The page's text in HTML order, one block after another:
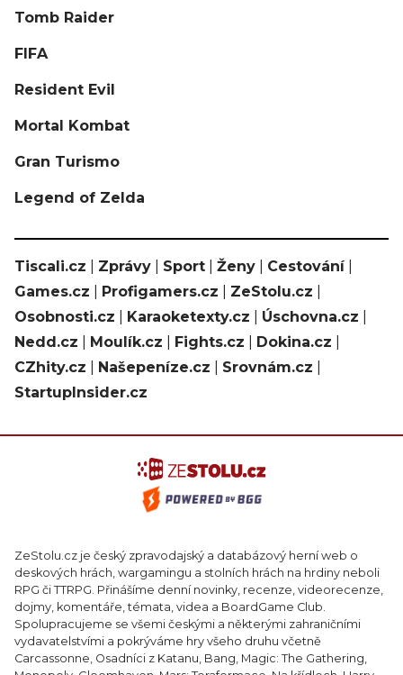
Tomb Raider
FIFA
Resident Evil
Mortal Kombat
Gran Turismo
Legend of Zelda
Tiscali.cz Zprávy Sport Ženy Cestování|
Games.cz
Profigamers.cz ZeStolu.cz
Osobnosti.cz
Karaoketexty.cz Úschovna.cz
Nedd.cz
Moulík.cz Fights.cz Dokina.cz
CZhity.cz
Našepeníze.cz Srovnám.cz
StartupInsider.cz
ZeStolu.cz je český zpravodajský a databázový herní web o
deskových hrách, wargamingu a stolních hrách na hrdiny neboli
RPG či TTRPG. Přinášíme denní novinky, recenze, videorecenze,
dojmy, komentáře, témata, videa a BoardGame Club.
Spolupracujeme se všemi českými a některými zahraničními
vydavatelstvími a pokrýváme hry všeho druhu včetně
Carcassonne, Osadníci z Katanu, Bang, Magic: The Gathering,